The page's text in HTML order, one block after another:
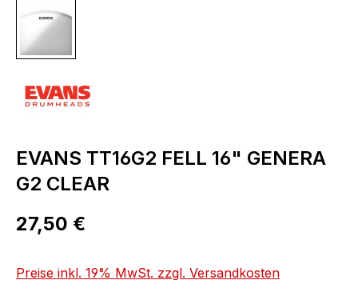
EVANS TT16G2 FELL 16" GENERA
G2 CLEAR
Regulärer Preis:
27,50 €
Preise inkl. 19% MwSt. zzgl. Versandkosten